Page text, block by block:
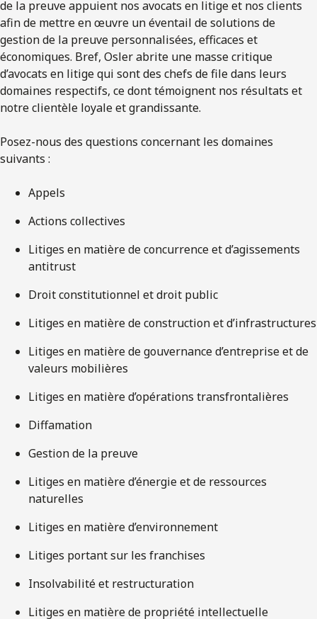
de la preuve appuient nos avocats en litige et nos clients
afin de mettre en œuvre un éventail de solutions de
gestion de la preuve personnalisées, efficaces et
économiques. Bref, Osler abrite une masse critique
d’avocats en litige qui sont des chefs de file dans leurs
domaines respectifs, ce dont témoignent nos résultats et
notre clientèle loyale et grandissante.
Posez-nous des questions concernant les domaines
suivants :
Appels
Actions collectives
Litiges en matière de concurrence et d’agissements
antitrust
Droit constitutionnel et droit public
Litiges en matière de construction et d’infrastructures
Litiges en matière de gouvernance d’entreprise et de
valeurs mobilières
Litiges en matière d’opérations transfrontalières
Diffamation
Gestion de la preuve
Litiges en matière d’énergie et de ressources
naturelles
Litiges en matière d’environnement
Litiges portant sur les franchises
Insolvabilité et restructuration
Litiges en matière de propriété intellectuelle